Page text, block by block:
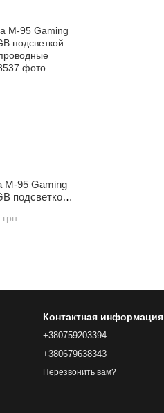
M-95 Gaming
подсветкой
Контактная информация
+380759203394
+380679638343
Перезвонить вам?